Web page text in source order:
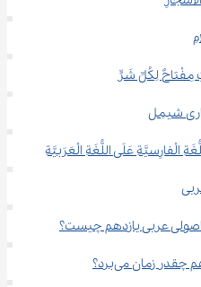
مِفْتاحٌ لِکُلِّ شَرٍّ
شیمِل
الْفارِسیَّةِ عَلَی اللُّغَةِ الْعَرَبیَّةِ
زمان می‌برد؟